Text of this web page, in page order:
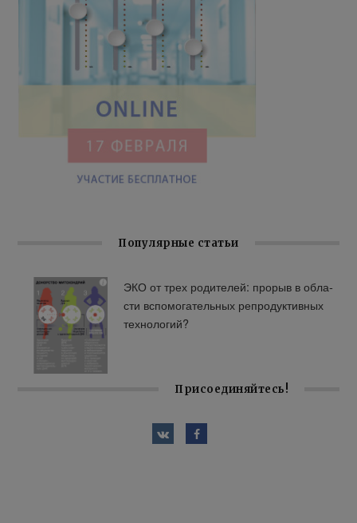
Популярные статьи
ЭКО от трех ро­ди­те­лей: про­рыв в об­ла­
сти вспо­мо­га­тель­ных ре­про­дук­тив­ных
тех­но­ло­гий?
Присоединяйтесь!